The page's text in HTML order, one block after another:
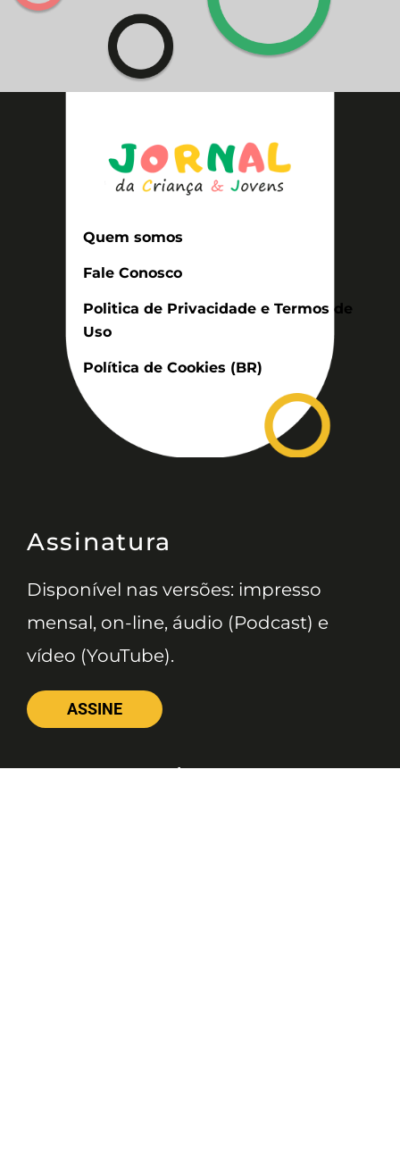
Quem somos
Fale Conosco
Politica de Privacidade e Termos de
Uso
Política de Cookies (BR)
Assinatura
Disponível nas versões: impresso
mensal, on-line, áudio (Podcast) e
vídeo (YouTube).
ASSINE
Nossas Redes